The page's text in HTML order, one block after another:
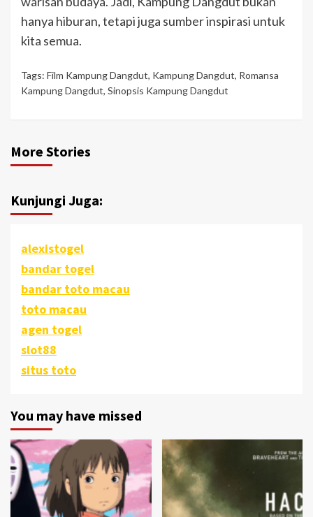
hanya hiburan, tetapi juga sumber inspirasi untuk
kita semua.
Tags: Film Kampung Dangdut, Kampung Dangdut, Romansa
Kampung Dangdut, Sinopsis Kampung Dangdut
More Stories
Kunjungi Juga:
alexistogel
bandar togel
bandar toto macau
toto macau
agen togel
slot88
situs toto
You may have missed